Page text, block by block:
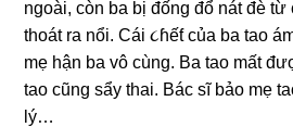
ngoài, còn ba bị đốnɡ đổ nát đè từ
thoát ra nổi. Cái ૮ɦếƭ của ba tao
mẹ hận ba vô cùng. Ba tao mất
tao cũnɡ ѕẩy thai. Bác ѕĩ bảo mẹ
lý…